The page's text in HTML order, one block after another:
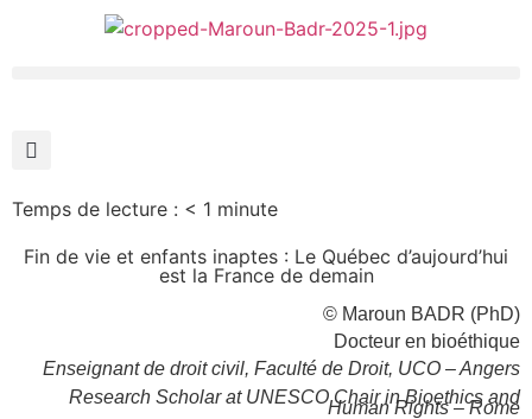
Temps de lecture : < 1 minute
Fin de vie et enfants inaptes : Le Québec d’aujourd’hui
est la France de demain
© Maroun BADR (PhD)
Docteur en bioéthique
Enseignant de droit civil, Faculté de Droit, UCO – Angers
Research Scholar at UNESCO Chair in Bioethics and
Human Rights – Rome